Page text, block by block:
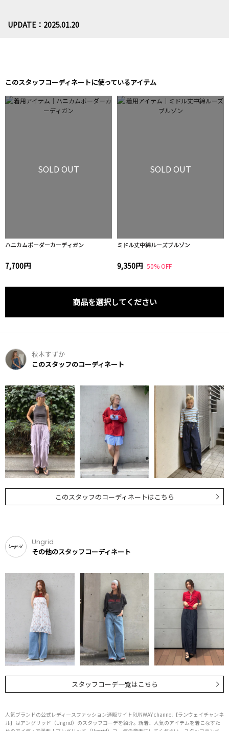
UPDATE：2025.01.20
このスタッフコーディネートに使っているアイテム
SOLD OUT
ハニカムボーダーカーディガン
7,700円
SOLD OUT
ミドル丈中綿ルーズブルゾン
9,350円 50% OFF
商品を選択してください
秋本すずか
このスタッフのコーディネート
このスタッフのコーディネートはこちら
Ungrid
その他のスタッフコーディネート
スタッフコーデ一覧はこちら
人気ブランドの公式レディースファッション通販サイトRUNWAY channel【ランウェイチャンネ
ル】はアングリッド（Ungrid）のスタッフコーデを紹介。新着、人気のアイテムを着こなすた